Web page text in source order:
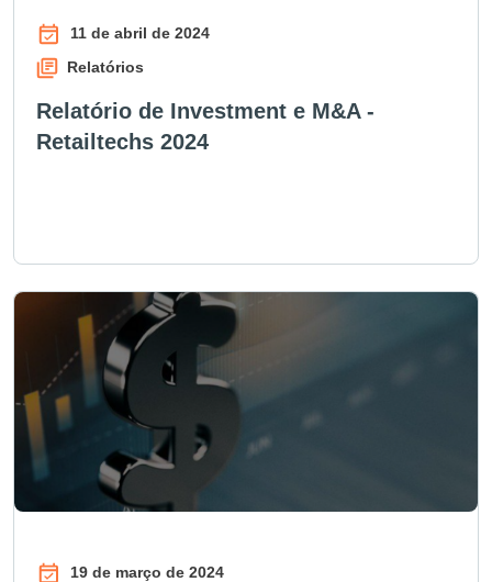
11 de abril de 2024
Relatórios
Relatório de Investment e M&A -
Retailtechs 2024
19 de março de 2024